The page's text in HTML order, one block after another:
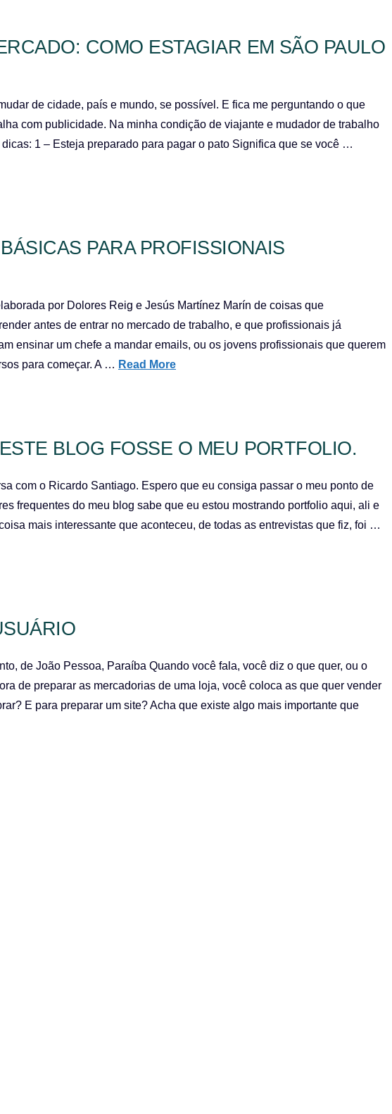
COMO ESTAGIAR EM SÃO PAULO
de cidade, país e mundo, se possível. E fica me perguntando o que
com publicidade. Na minha condição de viajante e mudador de trabalho
1 – Esteja preparado para pagar o pato Significa que se você …
PARA PROFISSIONAIS
por Dolores Reig e Jesús Martínez Marín de coisas que
antes de entrar no mercado de trabalho, e que profissionais já
ensinar um chefe a mandar emails, ou os jovens profissionais que querem
para começar. A … Read More
BLOG FOSSE O MEU PORTFOLIO.
com o Ricardo Santiago. Espero que eu consiga passar o meu ponto de
frequentes do meu blog sabe que eu estou mostrando portfolio aqui, ali e
mais interessante que aconteceu, de todas as entrevistas que fiz, foi …
de João Pessoa, Paraíba Quando você fala, você diz o que quer, ou o
de preparar as mercadorias de uma loja, você coloca as que quer vender
E para preparar um site? Acha que existe algo mais importante que